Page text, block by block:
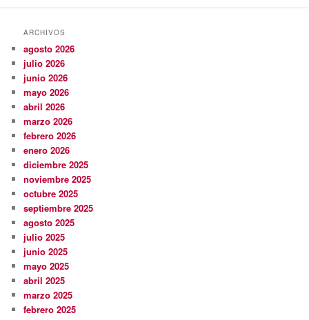
ARCHIVOS
agosto 2026
julio 2026
junio 2026
mayo 2026
abril 2026
marzo 2026
febrero 2026
enero 2026
diciembre 2025
noviembre 2025
octubre 2025
septiembre 2025
agosto 2025
julio 2025
junio 2025
mayo 2025
abril 2025
marzo 2025
febrero 2025